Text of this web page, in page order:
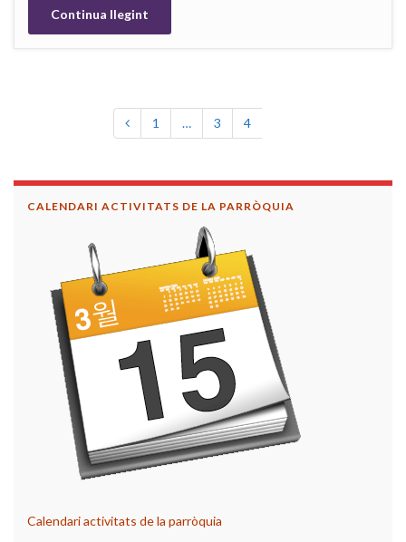
Continua llegint
1 … 3 4
CALENDARI ACTIVITATS DE LA PARRÒQUIA
Calendari activitats de la parròquia